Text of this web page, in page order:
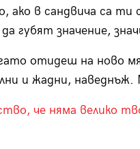
ако в сандвича са
губят значение,
отидеш на ново
и жадни,
че няма велико